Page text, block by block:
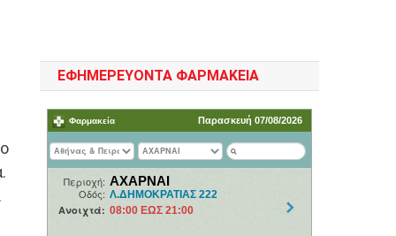
ΕΦΗΜΕΡΕΥΟΝΤΑ ΦΑΡΜΑΚΕΙΑ